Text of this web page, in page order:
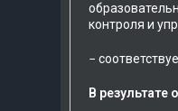
контроля и
−
В